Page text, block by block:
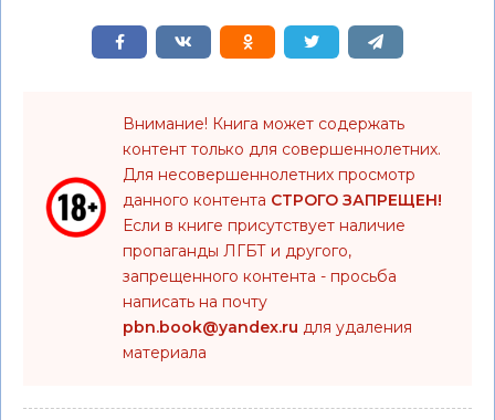
Внимание! Книга может содержать
контент только для совершеннолетних.
Для несовершеннолетних просмотр
данного контента СТРОГО ЗАПРЕЩЕН!
Если в книге присутствует наличие
пропаганды ЛГБТ и другого,
запрещенного контента - просьба
написать на почту
pbn.book@yandex.ru для удаления
материала